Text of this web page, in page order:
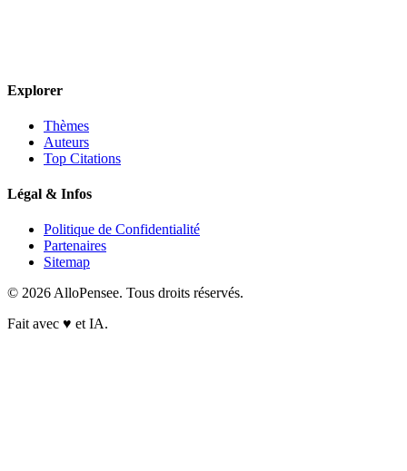
Explorer
Thèmes
Auteurs
Top Citations
Légal & Infos
Politique de Confidentialité
Partenaires
Sitemap
© 2026 AlloPensee. Tous droits réservés.
Fait avec ♥ et IA.